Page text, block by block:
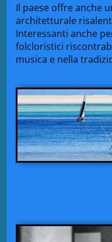
Il paese offre anche
architetturale
Interessanti anche
folcloristici
musica e nella